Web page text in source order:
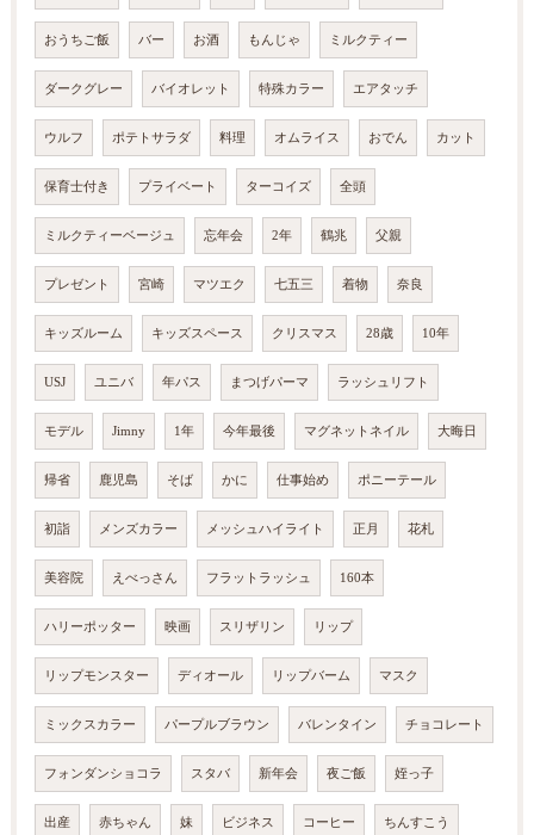
おうちご飯 バー お酒 もんじゃ ミルクティー
ダークグレー バイオレット 特殊カラー エアタッチ
ウルフ ポテトサラダ 料理 オムライス おでん カット
保育士付き プライベート ターコイズ 全頭
ミルクティーベージュ 忘年会 2年 鶴兆 父親
プレゼント 宮崎 マツエク 七五三 着物 奈良
キッズルーム キッズスペース クリスマス 28歳 10年
USJ ユニバ 年パス まつげパーマ ラッシュリフト
モデル Jimny 1年 今年最後 マグネットネイル 大晦日
帰省 鹿児島 そば かに 仕事始め ポニーテール
初詣 メンズカラー メッシュハイライト 正月 花札
美容院 えべっさん フラットラッシュ 160本
ハリーポッター 映画 スリザリン リップ
リップモンスター ディオール リップバーム マスク
ミックスカラー パープルブラウン バレンタイン チョコレート
フォンダンショコラ スタバ 新年会 夜ご飯 姪っ子
出産 赤ちゃん 妹 ビジネス コーヒー ちんすこう